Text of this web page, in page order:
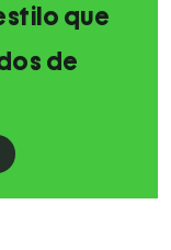
que
de